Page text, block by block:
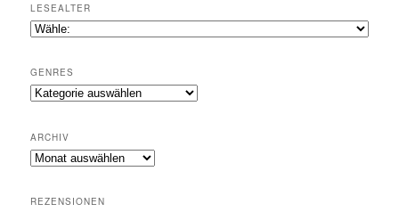
LESEALTER
GENRES
Genres
ARCHIV
Archiv
REZENSIONEN